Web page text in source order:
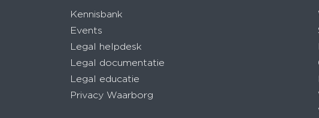
Kennisbank
Events
Legal helpdesk
Legal documentatie
Legal educatie
Privacy Waarborg